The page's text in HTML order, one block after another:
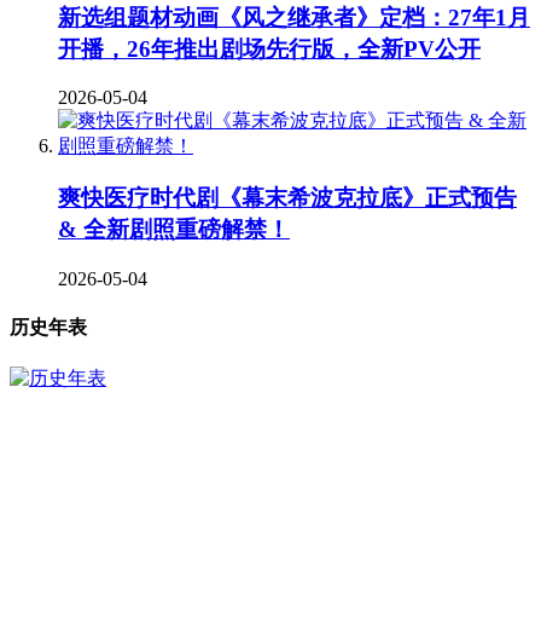
新选组题材动画《风之继承者》定档：27年1月
开播，26年推出剧场先行版，全新PV公开
2026-05-04
爽快医疗时代剧《幕末希波克拉底》正式预告
& 全新剧照重磅解禁！
2026-05-04
历史年表